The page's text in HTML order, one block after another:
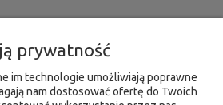
INFORMACJE
MOJE KONTO
prywatność
im technologie umożliwiają poprawne
nam dostosować ofertę do Twoich